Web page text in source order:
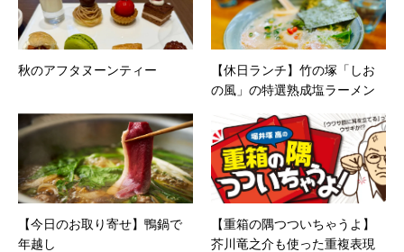
秋のアフタヌーンティー
【休日ランチ】竹の塚「しお
の風」の特選熟成塩ラーメン
【今日のお取り寄せ】鴨鍋で
年越し
【重箱の隅つついちゃうよ】
芥川竜之介も使った重複表現